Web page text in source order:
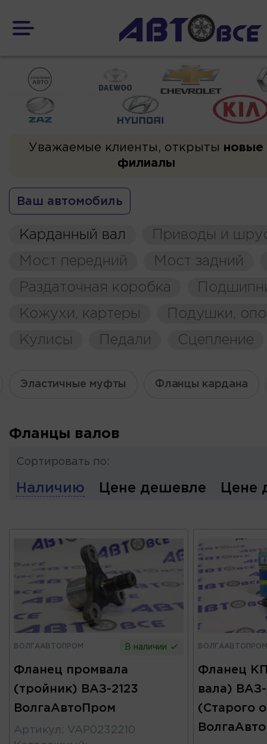
Уважаемые клиенты, открыты новые
филиалы
Ваш автомобиль
Карданный вал
Приводы и
Мост передний
Мост задний
Раздаточная коробка
Кожухи, картеры
Подушки,
Кулисы
Педали Сцепление
Эластичные муфты Фланцы кардана
Фланцы валов
Сортировать по:
Наличию Цене дешевле Цене
ВОЛГААВТОПРОМ В наличии
Фланец промвала
(тройник) ВАЗ-2123
ВолгаАвтоПром
Артикул : VAP0232210
ВОЛГААВТОПРОМ
Фланец
вала) ВАЗ-
(Старого